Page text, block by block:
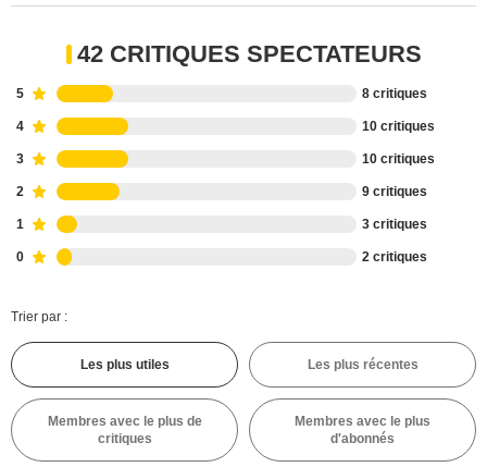
42 CRITIQUES SPECTATEURS
5 8 critiques
4 10 critiques
3 10 critiques
2 9 critiques
1 3 critiques
0 2 critiques
Trier par :
Les plus utiles Les plus récentes
Membres avec le plus de
critiques
Membres avec le plus
d'abonnés